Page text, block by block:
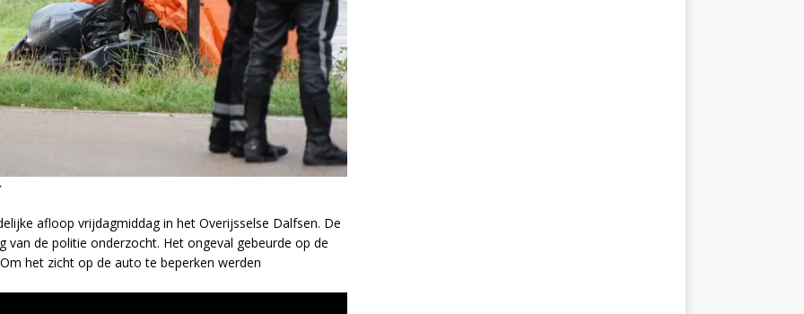
afloop vrijdagmiddag in het Overijsselse Dalfsen. De
de politie onderzocht. Het ongeval gebeurde op de
het zicht op de auto te beperken werden